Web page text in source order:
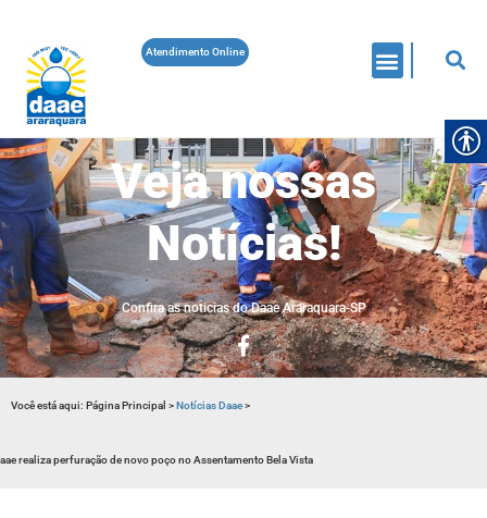
Atendimento Online
Veja nossas
Notícias!
Confira as noticias do Daae Araraquara-SP
Você está aqui: Página Principal >Notícias Daae>
realiza perfuração de novo poço no Assentamento Bela Vista